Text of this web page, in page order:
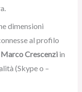
dimensioni
al profilo
Marco Crescenziin
(Skype o –